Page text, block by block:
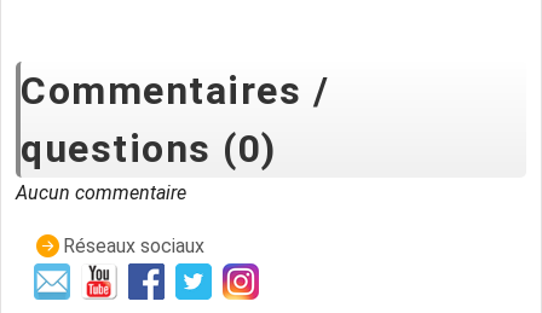
Commentaires /
questions (0)
Aucun commentaire
Réseaux sociaux